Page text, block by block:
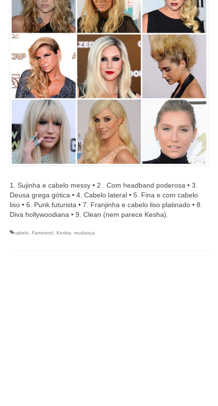
1. Sujinha e cabelo messy • 2 . Com headband poderosa • 3.
Deusa grega gótica • 4. Cabelo lateral • 5. Fina e com cabelo
liso • 6. Punk futurista • 7. Franjinha e cabelo liso platinado • 8.
Diva hollywoodiana • 9. Clean (nem parece Kesha).
cabelo, Famosos!, Kesha, mudança